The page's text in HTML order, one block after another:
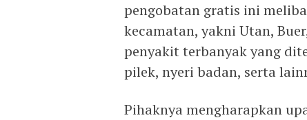
pengobatan gratis ini
kecamatan, yakni Utan,
penyakit terbanyak yang
pilek, nyeri badan, serta
Pihaknya mengharapkan